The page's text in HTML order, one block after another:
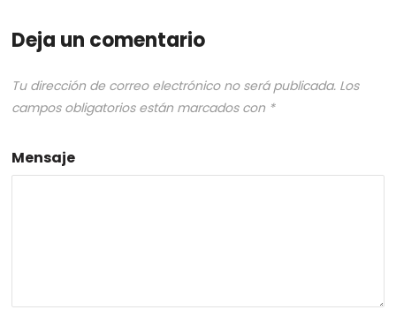
Deja un comentario
Tu dirección de correo electrónico no será publicada. Los
campos obligatorios están marcados con *
Mensaje